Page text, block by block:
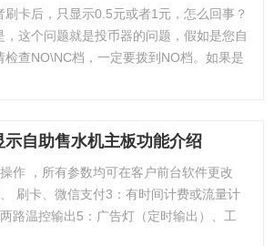
刷卡后，只显示0.5元或者1元，怎么回事？
，这个问题就是投币器的问题，假如是您自
检查NO\NC档，一定要拨到NO档。如果是
自助售水机主板功能介绍
作 ，所有参数均可在客户前台软件更改
刷卡、微信支付3：有时间计费或流量计
路温控输出5：广告灯（定时输出）、工